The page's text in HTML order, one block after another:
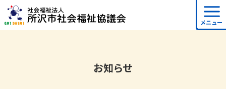
メニュー
お知らせ